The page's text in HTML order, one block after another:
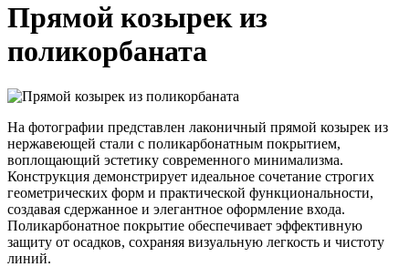
Прямой козырек из
поликорбаната
На фотографии представлен лаконичный прямой козырек из
нержавеющей стали с поликарбонатным покрытием,
воплощающий эстетику современного минимализма.
Конструкция демонстрирует идеальное сочетание строгих
геометрических форм и практической функциональности,
создавая сдержанное и элегантное оформление входа.
Поликарбонатное покрытие обеспечивает эффективную
защиту от осадков, сохраняя визуальную легкость и чистоту
линий.